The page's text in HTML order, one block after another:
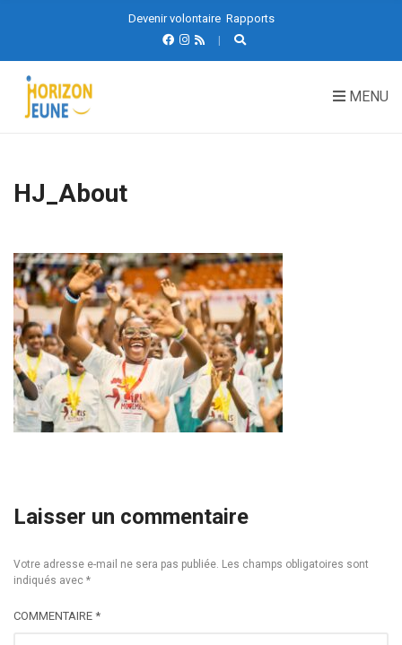
Devenir volontaire Rapports
MENU
HJ_About
Laisser un commentaire
Votre adresse e-mail ne sera pas publiée. Les champs obligatoires sont
indiqués avec *
COMMENTAIRE *